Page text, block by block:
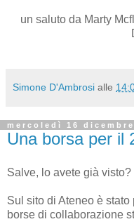
un saluto da Marty
Simone D'Ambrosi alle
mercoledì 16 dicembre
Una borsa per il
Salve, lo avete già visto?
Sul sito di Ateneo è stato
borse di collaborazione